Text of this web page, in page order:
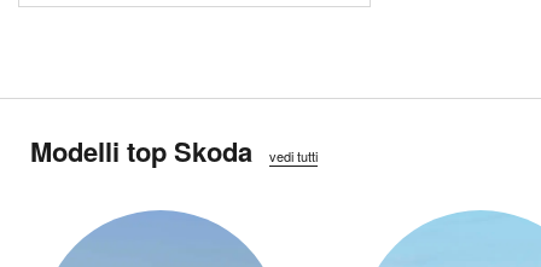
Modelli top Skoda vedi tutti